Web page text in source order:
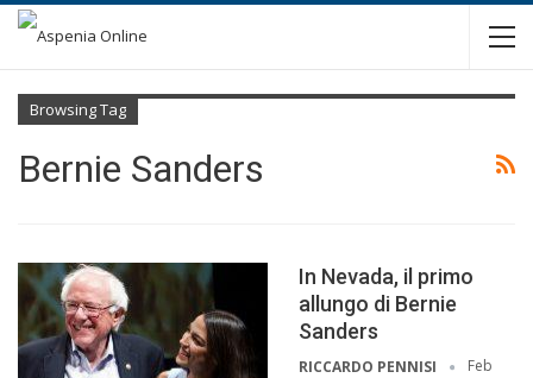
Browsing Tag
Bernie Sanders
In Nevada, il primo
allungo di Bernie
Sanders
RICCARDO PENNISI
Feb